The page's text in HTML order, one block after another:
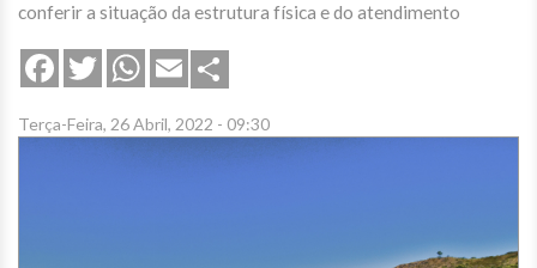
conferir a situação da estrutura física e do atendimento
FacebookTwitterWhatsApp
Email
Terça-Feira, 26 Abril, 2022 - 09:30